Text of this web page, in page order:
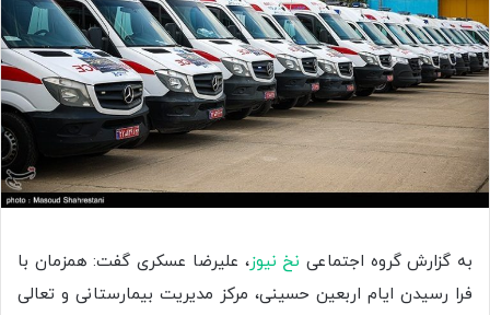
به گزارش گروه اجتماعی نخ نیوز، علیرضا عسکری گفت: همزمان با
فرا رسیدن ایام اربعین حسینی، مرکز مدیریت بیمارستانی و تعالی